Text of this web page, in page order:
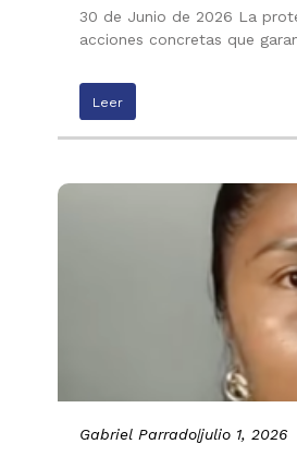
30 de Junio de 2026 La
acciones concretas que
Leer
Gabriel Parrado|julio 1, 2026